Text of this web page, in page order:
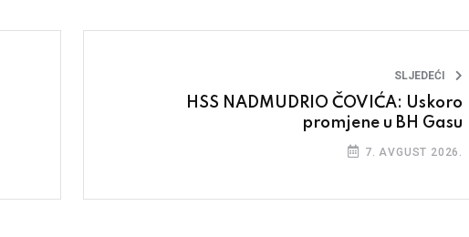
SLJEDEĆI
HSS NADMUDRIO ČOVIĆA: Uskoro
promjene u BH Gasu
7. AVGUST 2026.